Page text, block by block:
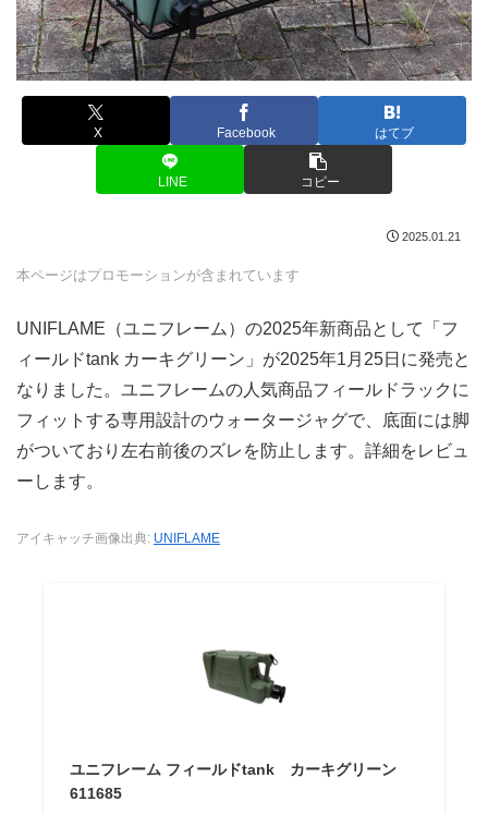
X Facebook はてブ
LINE コピー
2025.01.21
本ページはプロモーションが含まれています
UNIFLAME（ユニフレーム）の2025年新商品として「フ
ィールドtank カーキグリーン」が2025年1月25日に発売と
なりました。ユニフレームの人気商品フィールドラックに
フィットする専用設計のウォータージャグで、底面には脚
がついており左右前後のズレを防止します。詳細をレビュ
ーします。
アイキャッチ画像出典: UNIFLAME
ユニフレーム フィールドtank カーキグリーン
611685